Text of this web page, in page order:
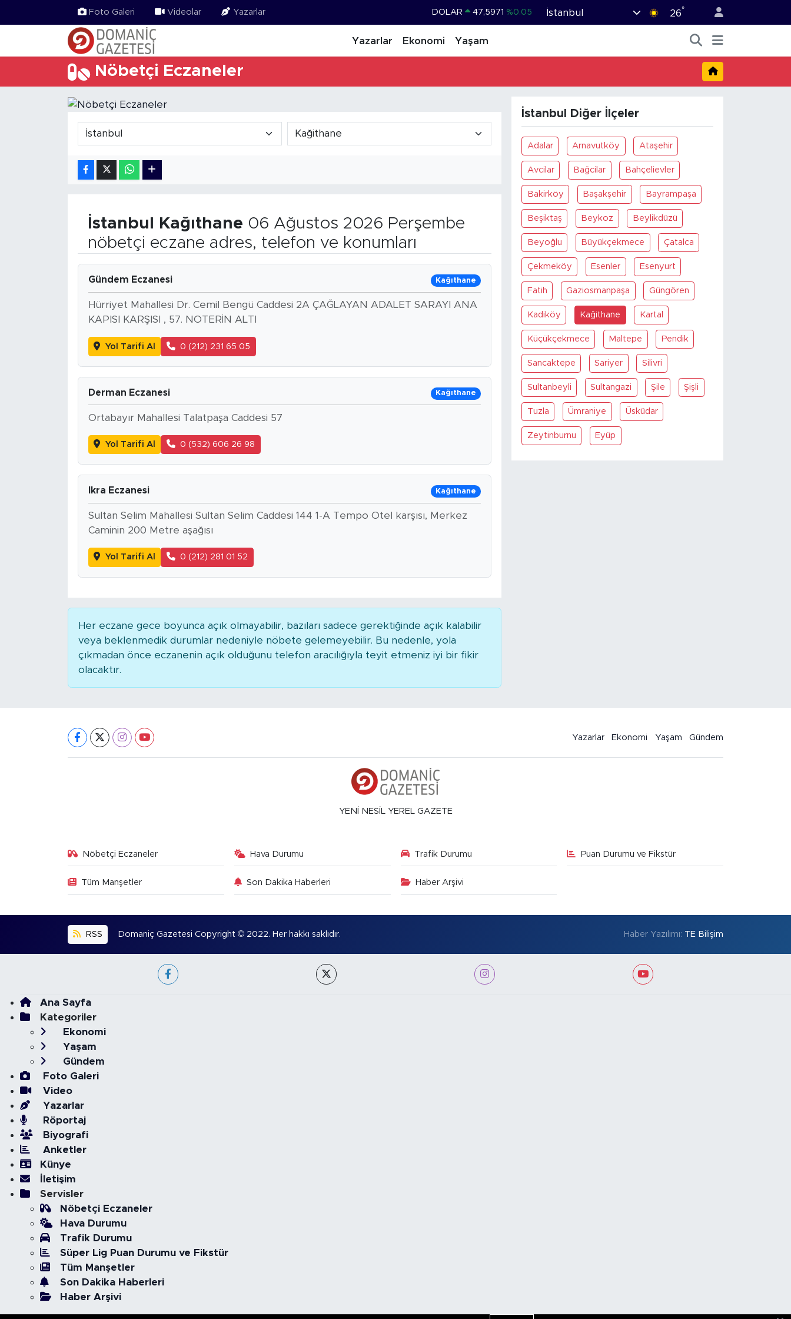
Foto Galeri Videolar Yazarlar DOLAR 47,5971 %0.05
STERLİN 64,2534 %0.22
%0.66
İstanbul 26°
Yazarlar Ekonomi Yaşam
Nöbetçi Eczaneler
İstanbul Kağıthane 06 Ağustos 2026 Perşembe
nöbetçi eczane adres, telefon ve konumları
Gündem Eczanesi Kağıthane
Hürriyet Mahallesi Dr. Cemil Bengü Caddesi 2A ÇAĞLAYAN ADALET SARAYI ANA
KAPISI KARŞISI , 57. NOTERİN ALTI
Yol Tarifi Al 0 (212) 231 65 05
Derman Eczanesi Kağıthane
Ortabayır Mahallesi Talatpaşa Caddesi 57
Yol Tarifi Al 0 (532) 606 26 98
Ikra Eczanesi Kağıthane
Sultan Selim Mahallesi Sultan Selim Caddesi 144 1-A Tempo Otel karşısı, Merkez
Caminin 200 Metre aşağısı
Yol Tarifi Al 0 (212) 281 01 52
Her eczane gece boyunca açık olmayabilir, bazıları sadece gerektiğinde açık kalabilir
veya beklenmedik durumlar nedeniyle nöbete gelemeyebilir. Bu nedenle, yola
çıkmadan önce eczanenin açık olduğunu telefon aracılığıyla teyit etmeniz iyi bir fikir
olacaktır.
İstanbul Diğer İlçeler
Adalar Arnavutköy Ataşehir
Avcilar Bağcilar Bahçelievler
Bakirköy Başakşehir Bayrampaşa
Beşiktaş Beykoz Beylikdüzü
Beyoğlu Büyükçekmece Çatalca
Çekmeköy Esenler Esenyurt
Fatih Gaziosmanpaşa Güngören
Kadiköy Kağithane Kartal
Küçükçekmece Maltepe Pendik
Sancaktepe Sariyer Silivri
Sultanbeyli Sultangazi Şile Şişli
Tuzla Ümraniye Üsküdar
Zeytinburnu Eyüp
Yazarlar Ekonomi Yaşam Gündem
YENİ NESİL YEREL GAZETE
Nöbetçi Eczaneler Hava Durumu Trafik Durumu Puan Durumu ve Fikstür
Tüm Manşetler Son Dakika Haberleri Haber Arşivi
RSS Domaniç Gazetesi Copyright © 2022. Her hakkı saklıdır. Haber Yazılımı: TE Bilişim
Ana Sayfa
Kategoriler
Ekonomi
Yaşam
Gündem
Foto Galeri
Video
Yazarlar
Röportaj
Biyografi
Anketler
Künye
İletişim
Servisler
Nöbetçi Eczaneler
Hava Durumu
Trafik Durumu
Süper Lig Puan Durumu ve Fikstür
Tüm Manşetler
Son Dakika Haberleri
Haber Arşivi